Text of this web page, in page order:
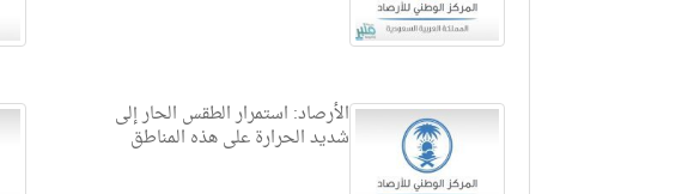
الأرصاد: استمرار الطقس الحار إلى
شديد الحرارة على هذه المناطق